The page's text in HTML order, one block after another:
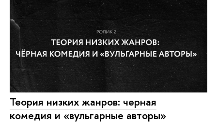
Теория низких жанров: черная
комедия и «вульгарные авторы»